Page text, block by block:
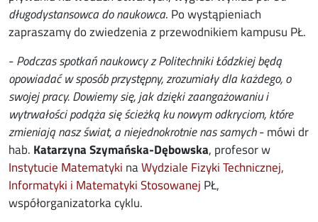
długodystansowca do naukowca. Po wystąpieniach
zapraszamy do zwiedzenia z przewodnikiem kampusu PŁ.
-Podczas spotkań naukowcy z Politechniki Łódzkiej będą
opowiadać w sposób przystępny, zrozumiały dla każdego, o
swojej pracy. Dowiemy się, jak dzięki zaangażowaniu i
wytrwałości podąża się ścieżką ku nowym odkryciom, które
zmieniają nasz świat, a niejednokrotnie nas samych- mówi dr
hab. Katarzyna Szymańska-Dębowska, profesor w
Instytucie Matematyki naWydziale Fizyki Technicznej,
Informatyki i Matematyki Stosowanej PŁ,
współorganizatorka cyklu.